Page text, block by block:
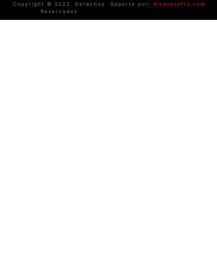
Copyright © 2022. Derechos
Reservados
Soporte por: Riverasofts.com